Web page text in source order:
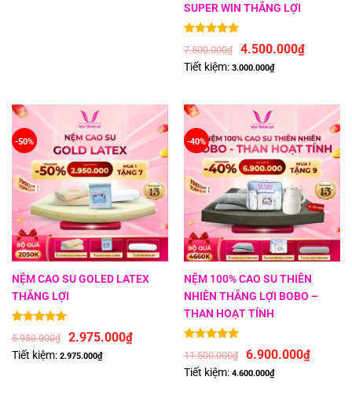
SUPER WIN THẮNG LỢI
Được xếp hạng55 sao
7.500.000₫ 4.500.000₫
Tiết kiệm: 3.000.000₫
-50%
NỆM CAO SU GOLED LATEX
THẮNG LỢI
Được xếp hạng55 sao
5.950.000₫ 2.975.000₫
Tiết kiệm: 2.975.000₫
-40%
NỆM 100% CAO SU THIÊN
NHIÊN THẮNG LỢI BOBO –
THAN HOẠT TÍNH
Được xếp hạng55 sao
11.500.000₫ 6.900.000₫
Tiết kiệm: 4.600.000₫